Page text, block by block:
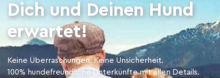
Dich und Deinen Hund
erwartet!
Keine Überraschungen. Keine Unsicherheit.
100% hundefreundliche Unterkünfte mit allen Details.